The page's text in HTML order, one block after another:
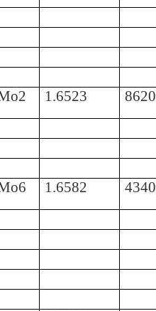
1.6523
8620
1.6582 4340